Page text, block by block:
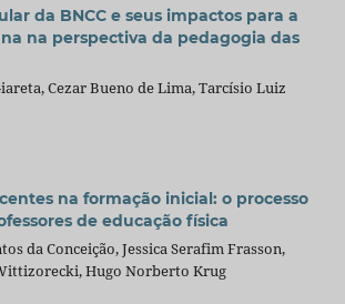
da BNCC e seus impactos para a
na perspectiva da pedagogia das
Cezar Bueno de Lima, Tarcísio Luiz
na formação inicial: o processo
de educação física
da Conceição, Jessica Serafim Frasson,
Hugo Norberto Krug